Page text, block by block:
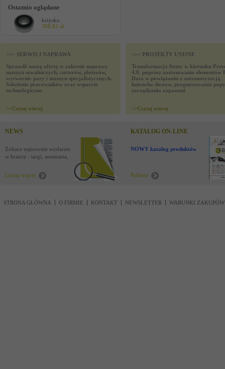
Ostatnio oglądane
łożysko
308,82 zł
>>> SERWIS I NAPRAWA
Sprawdź naszą ofertę w zakresie naprawy
maszyn szwalniczych, cutterów, ploterów,
wytwornic pary i maszyn specjalistycznych.
Szkolenie pracowników oraz wsparcie
technologiczne.
>>Czytaj wiecej
>>> PROJEKTY UNIJNE
Transformacja firmy w kierunku
4.0. poprzez zastosowanie elementów
Data w powiązaniu z automatyzacją
łańcucha dostaw, prognozowania
zarządzania zapasami
>>Czytaj wiecej
NEWS
Zobacz najnowsze wydarzenia
w branży : targi, seminaria,
Czytaj więcej
KATALOG ON-LINE
NOWY katalog produktów !
Pobierz
STRONA GŁÓWNA O FIRMIE KONTAKT NEWSLETTER WARUNKI ZAKUPÓW